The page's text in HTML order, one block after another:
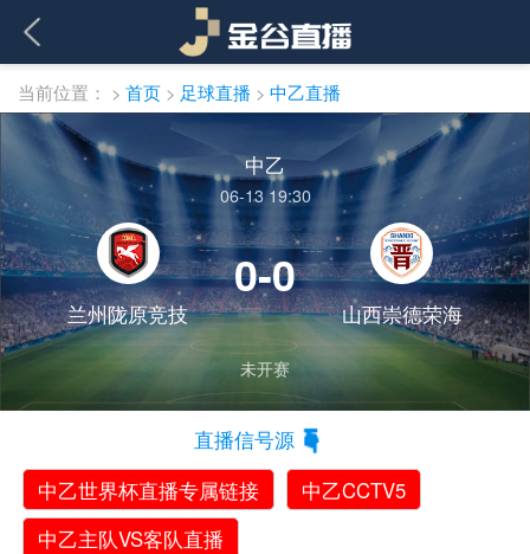
当前位置： > 首页 > 足球直播 > 中乙直播
中乙
06-13 19:30
兰州陇原竞技
0-0
山西崇德荣海
未开赛
直播信号源
中乙世界杯直播专属链接
中乙CCTV5
中乙主队VS客队直播